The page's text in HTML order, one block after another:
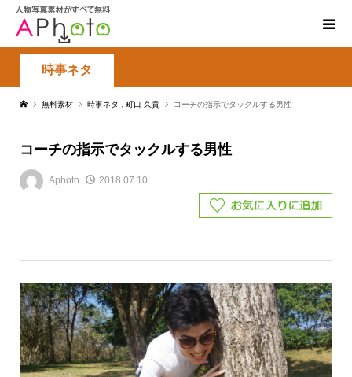
時事ネタ
無料素材 時事ネタ 町口 久貴 コーチの指示でタックルする男性
コーチの指示でタックルする男性
Aphoto 2018.07.10